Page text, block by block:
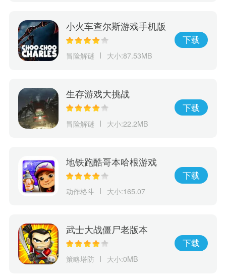
小火车查尔斯游戏手机版
冒险解谜 大小:87.53MB
下载
生存游戏大挑战
冒险解谜 大小:22.2MB
下载
地铁跑酷哥本哈根游戏
动作格斗 大小:165.07
下载
武士大战僵尸老版本
策略塔防 大小:0MB
下载